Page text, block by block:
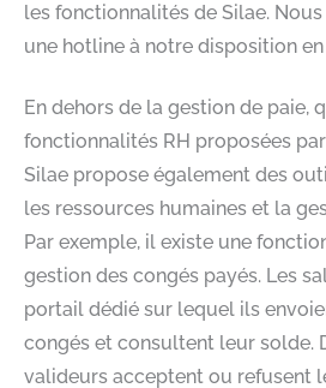
les fonctionnalités de Silae.
une hotline à notre disposition
En dehors de la gestion de paie,
fonctionnalités RH proposées
Silae propose également des
les ressources humaines et la
Par exemple, il existe une
gestion des congés payés. Les
portail dédié sur lequel ils
congés et consultent leur solde.
valideurs acceptent ou refusent